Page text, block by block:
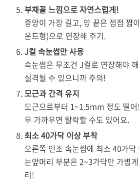
부채꼴 느낌으로 자연스럽게!
중앙이 가장 길고, 양 끝은 점점 짧
운드형)으로 연장해 주기.
J컬 속눈썹만 사용
속눈썹은 무조건 J컬로 연장해야
실격될 수 있으니까 주의!
모근과 간격 유지
모근으로부터 1~1.5mm 정도 떨
무 가까우면 탈락할 수도 있어요.
최소 40가닥 이상 부착
오른쪽 인조 속눈썹에 최소 40가닥
눈앞머리 부분은 2~3가닥만 가볍
리!